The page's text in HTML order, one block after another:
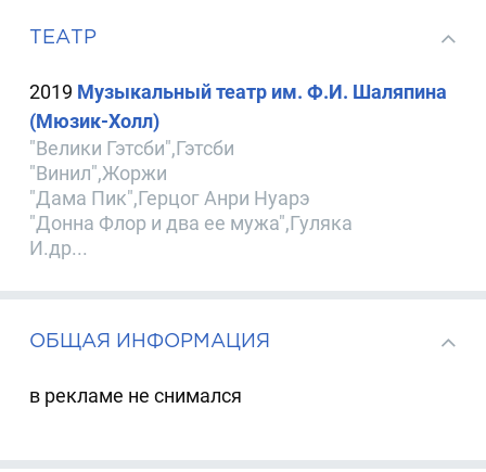
ТЕАТР
2019 Музыкальный театр им. Ф.И. Шаляпина
(Мюзик-Холл)
"Велики Гэтсби",Гэтсби
"Винил",Жоржи
"Дама Пик",Герцог Анри Нуарэ
"Донна Флор и два ее мужа",Гуляка
И.др...
ОБЩАЯ ИНФОРМАЦИЯ
в рекламе не снимался